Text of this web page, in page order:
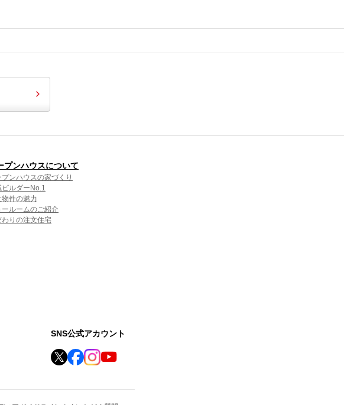
プンハウスについて
プンハウスの家づくり
ビルダーNo.1
物件の魅力
ールームのご紹介
わりの注文住宅
SNS公式アカウント